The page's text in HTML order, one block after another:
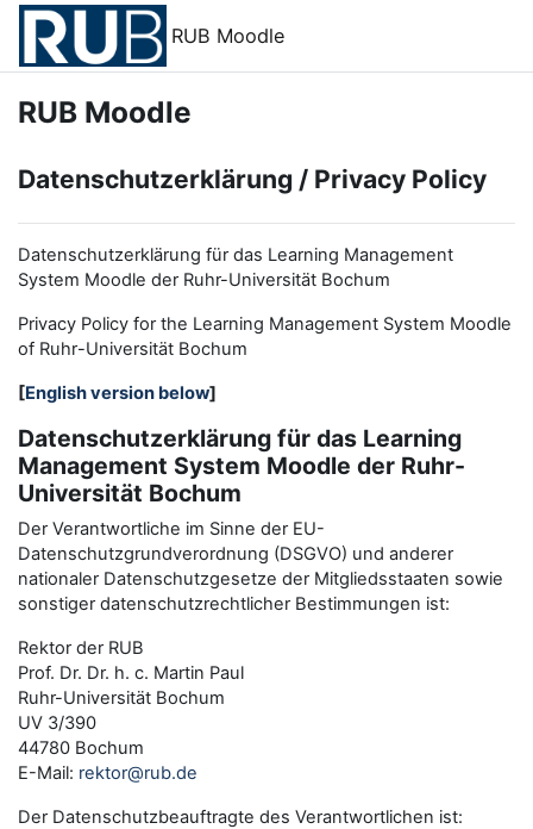
Zum Hauptinhalt
RUB Moodle
RUB Moodle
Datenschutzerklärung / Privacy Policy
Datenschutzerklärung für das Learning Management
System Moodle der Ruhr-Universität Bochum
Privacy Policy for the Learning Management System Moodle
of Ruhr-Universität Bochum
[English version below]
Datenschutzerklärung für das Learning
Management System Moodle der Ruhr-
Universität Bochum
Der Verantwortliche im Sinne der EU-
Datenschutzgrundverordnung (DSGVO) und anderer
nationaler Datenschutzgesetze der Mitgliedsstaaten sowie
sonstiger datenschutzrechtlicher Bestimmungen ist:
Rektor der RUB
Prof. Dr. Dr. h. c. Martin Paul
Ruhr-Universität Bochum
UV 3/390
44780 Bochum
E-Mail: rektor@rub.de
Der Datenschutzbeauftragte des Verantwortlichen ist: